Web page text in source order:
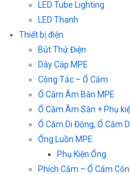
LED Tube Lighting
LED Thanh
Thiết bị điện
Bút Thử Điện
Dây Cáp MPE
Công Tắc – Ổ Cắm
Ổ Cắm Âm Bàn MPE
Ổ Cắm Âm Sàn + Phụ
Ổ Cắm Di Động, Ổ Cắm
Ống Luồn MPE
Phụ Kiện Ống
Phích Cắm – Ổ Cắm